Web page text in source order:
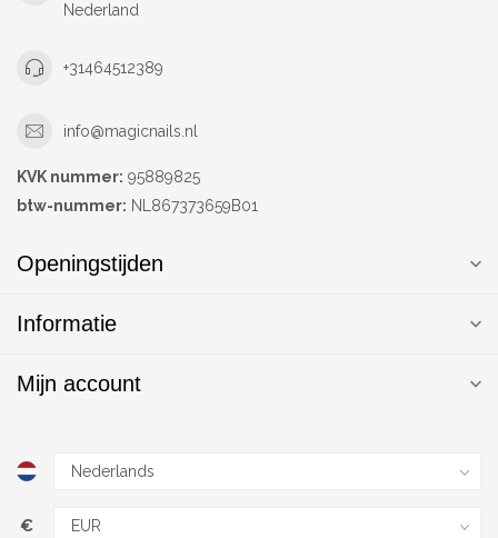
Nederland
+31464512389
info@magicnails.nl
KVK nummer: 95889825
btw-nummer: NL867373659B01
Openingstijden
Informatie
Mijn account
€